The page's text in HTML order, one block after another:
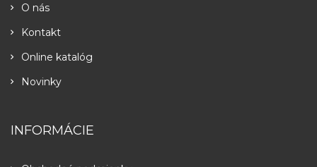
O nás
Kontakt
Online katalóg
Novinky
INFORMÁCIE